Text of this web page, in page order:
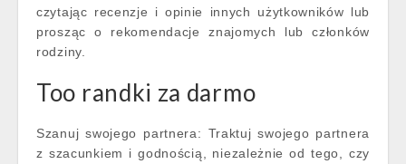
czytając recenzje i opinie innych użytkowników lub
prosząc o rekomendacje znajomych lub członków
rodziny.
Too randki za darmo
Szanuj swojego partnera: Traktuj swojego partnera
z szacunkiem i godnością, niezależnie od tego, czy